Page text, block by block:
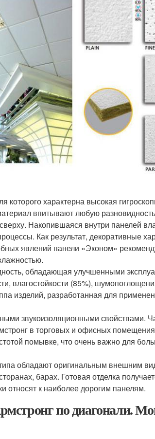
характерна высокая
впитывают любую
Накопившаяся внутри панелей
Как результат, декоративные
явлений панели «Эконом»
обладающая улучшенными
влагостойкости (85%),
изделий, разработанная для
звукоизоляционными свойствами.
в торговых и офисных
помывке, что очень важно для
обладают оригинальным внешним
барах. Готовая отделка
относят к наиболее дорогим панелям.
по диагонали.